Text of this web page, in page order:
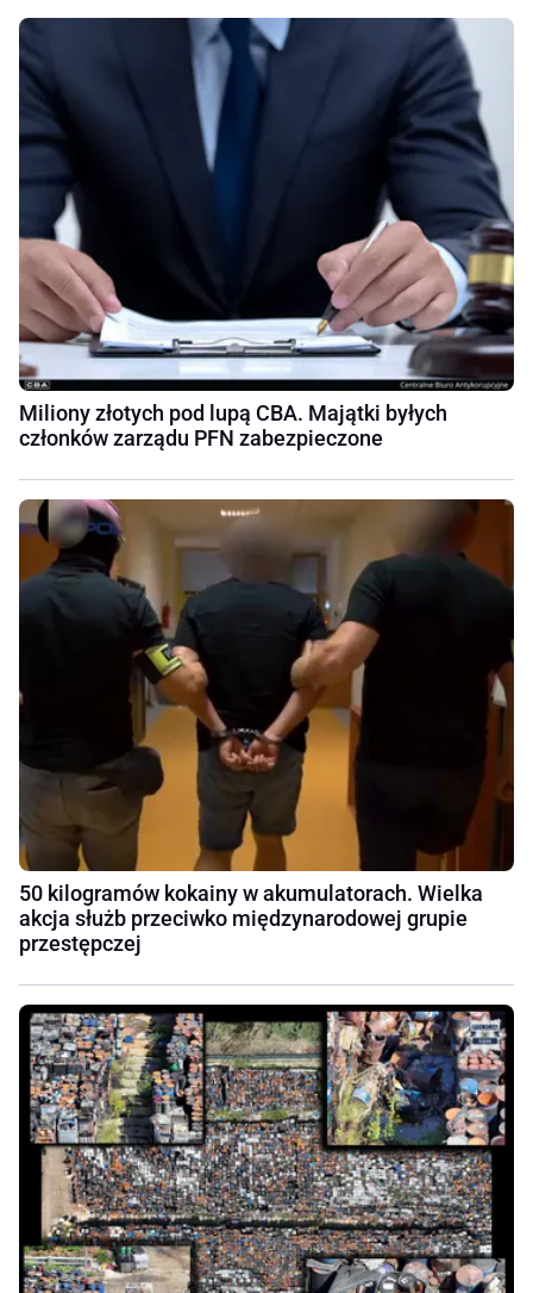
Miliony złotych pod lupą CBA. Majątki byłych
członków zarządu PFN zabezpieczone
50 kilogramów kokainy w akumulatorach. Wielka
akcja służb przeciwko międzynarodowej grupie
przestępczej